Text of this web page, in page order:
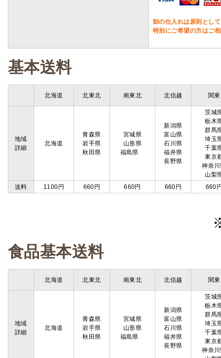
卸の仕入れは原則とし
特別にご希望の方はご
基本送料
北海道 北東北 南東北 北信越 関東
地域
詳細
北海道
青森県
岩手県
秋田県
宮城県
山形県
福島県
新潟県
富山県
石川県
福井県
長野県
茨城
栃木
群馬
埼玉
千葉
東京
神奈
山梨
送料
1100円 660円 660円 660円 660
食品基本送料
北海道 北東北 南東北 北信越 関東
地域
詳細
北海道
青森県
岩手県
秋田県
宮城県
山形県
福島県
新潟県
富山県
石川県
福井県
長野県
茨城
栃木
群馬
埼玉
千葉
東京
神奈